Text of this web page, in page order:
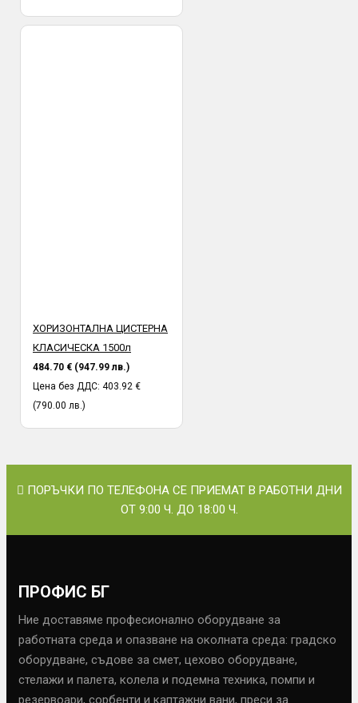
ХОРИЗОНТАЛНА ЦИСТЕРНА
КЛАСИЧЕСКА 1500л
484.70 € (947.99 лв.)
Цена без ДДС: 403.92 €
(790.00 лв.)
ПОРЪЧКИ ПО ТЕЛЕФОНА СЕ ПРИЕМАТ В РАБОТНИ ДНИ
ОТ 9:00 Ч. ДО 18:00 Ч.
ПРОФИС БГ
Ние доставяме професионално оборудване за
работната среда и опазване на околната среда: градско
оборудване, съдове за смет, цехово оборудване,
стелажи и палета, колела и подемна техника, помпи и
резервоари, сорбенти и каптажни вани, преси за